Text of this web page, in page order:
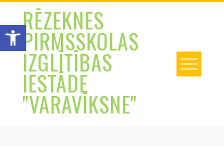
Open toolbar
Skip
contentRĒZEKNES
PIRMSSKOLAS
IZGLĪTĪBAS
IESTĀDE
"VARAVĪKSNE"